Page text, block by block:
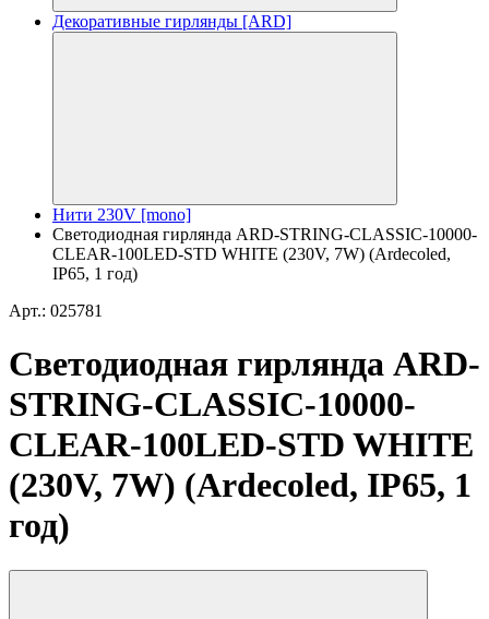
Декоративные гирлянды [ARD]
Нити 230V [mono]
Светодиодная гирлянда ARD-STRING-CLASSIC-10000-
CLEAR-100LED-STD WHITE (230V, 7W) (Ardecoled,
IP65, 1 год)
Арт.: 025781
Светодиодная гирлянда ARD-
STRING-CLASSIC-10000-
CLEAR-100LED-STD WHITE
(230V, 7W) (Ardecoled, IP65, 1
год)